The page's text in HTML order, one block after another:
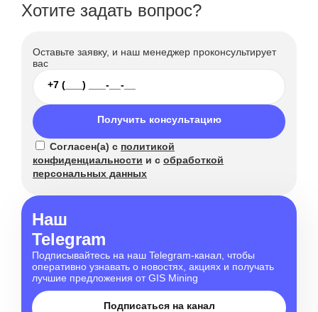
Хотите задать вопрос?
Оставьте заявку, и наш менеджер проконсультирует
вас
Получить консультацию
Согласен(а) с политикой
конфиденциальности и с обработкой
персональных данных
Наш
Telegram
Подписывайтесь на наш Telegram-канал, чтобы
оперативно узнавать о новостях, акциях и получать
лучшие предложения от GIS Mining
Подписаться на канал